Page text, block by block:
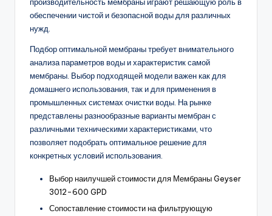
производительность мембраны играют решающую роль в
обеспечении чистой и безопасной воды для различных
нужд.
Подбор оптимальной мембраны требует внимательного
анализа параметров воды и характеристик самой
мембраны. Выбор подходящей модели важен как для
домашнего использования, так и для применения в
промышленных системах очистки воды. На рынке
представлены разнообразные варианты мембран с
различными техническими характеристиками, что
позволяет подобрать оптимальное решение для
конкретных условий использования.
Выбор наилучшей стоимости для Мембраны Geyser
3012-600 GPD
Сопоставление стоимости на фильтрующую